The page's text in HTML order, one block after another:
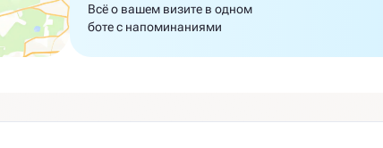
Всё о вашем визите в одном
боте с напоминаниями